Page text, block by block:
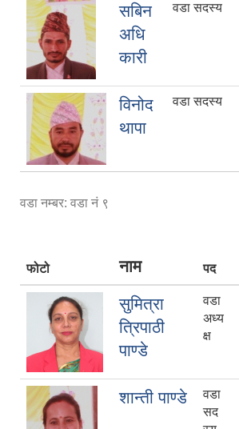
सबिन
अधि
कारी
वडा सदस्य
विनोद
थापा
वडा सदस्य
वडा नम्बर: वडा नं ९
फोटो नाम पद
सुमित्रा
त्रिपाठी
पाण्डे
वडा
अध्य
क्ष
शान्ती पाण्डे
वडा
सद